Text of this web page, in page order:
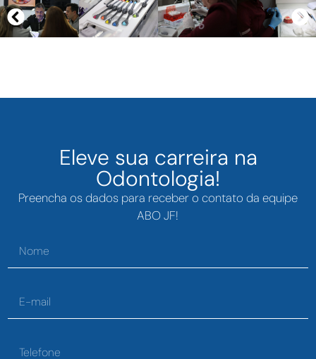
Eleve sua carreira na
Odontologia!
Preencha os dados para receber o contato da equipe
ABO JF!